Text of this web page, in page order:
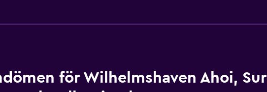
för Wilhelmshaven Ahoi,